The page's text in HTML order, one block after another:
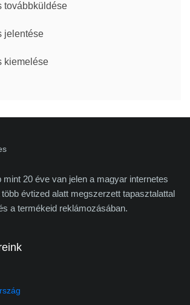
továbbküldése
jelentése
kiemelése
mint 20 éve van jelen a magyar internetes
több évtized alatt megszerzett tapasztalattal
a termékeid reklámozásában.